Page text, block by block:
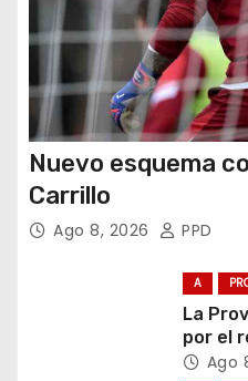
s
Nuevo esquema
Carrillo
Ago 8, 2026 PPD
A
La
por el
Ago